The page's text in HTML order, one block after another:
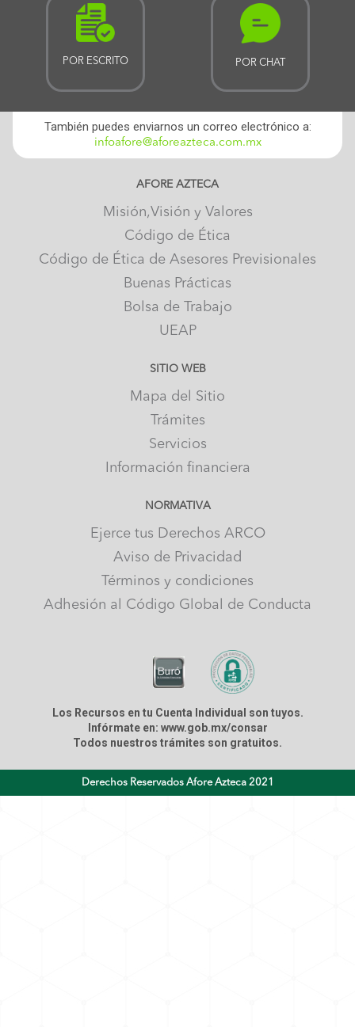
POR ESCRITO POR CHAT
También puedes enviarnos un correo electrónico a:
infoafore@aforeazteca.com.mx
AFORE AZTECA
Misión,Visión y Valores
Código de Ética
Código de Ética de Asesores Previsionales
Buenas Prácticas
Bolsa de Trabajo
UEAP
SITIO WEB
Mapa del Sitio
Trámites
Servicios
Información financiera
NORMATIVA
Ejerce tus Derechos ARCO
Aviso de Privacidad
Términos y condiciones
Adhesión al Código Global de Conducta
Los Recursos en tu Cuenta Individual son tuyos.
Infórmate en: www.gob.mx/consar
Todos nuestros trámites son gratuitos.
Derechos Reservados Afore Azteca 2021